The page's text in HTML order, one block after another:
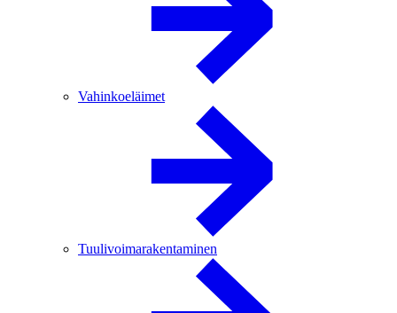
Vahinkoeläimet
Tuulivoimarakentaminen